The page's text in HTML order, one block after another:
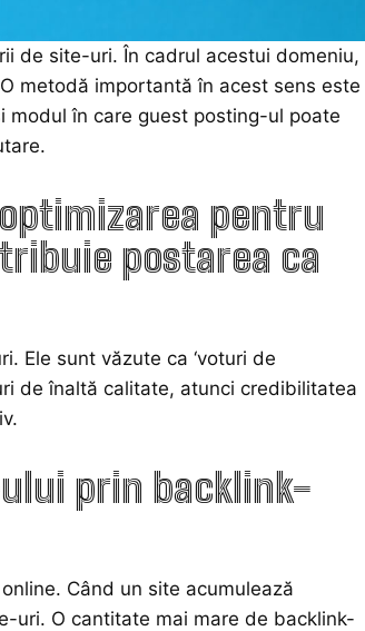
de site-uri. În cadrul acestui domeniu,
metodă importantă în acest sens este
în care guest posting-ul poate
pentru
postarea ca
Ele sunt văzute ca ‘voturi de
de înaltă calitate, atunci credibilitatea
prin backlink-
Când un site acumulează
uri. O cantitate mai mare de backlink-